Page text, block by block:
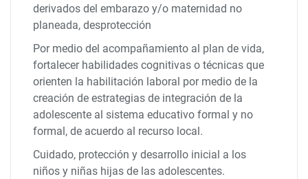
derivados del embarazo y/o maternidad no
planeada, desprotección
Por medio del acompañamiento al plan de vida,
fortalecer habilidades cognitivas o técnicas que
orienten la habilitación laboral por medio de la
creación de estrategias de integración de la
adolescente al sistema educativo formal y no
formal, de acuerdo al recurso local.
Cuidado, protección y desarrollo inicial a los
niños y niñas hijas de las adolescentes.